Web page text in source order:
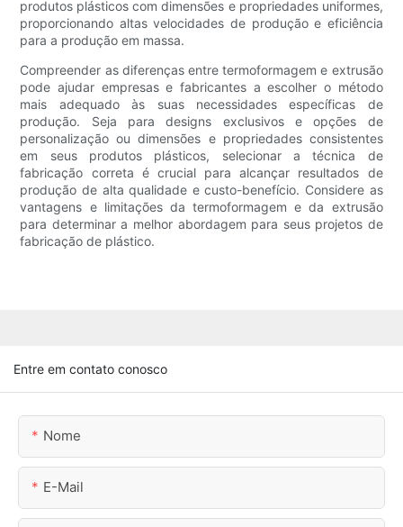
produtos plásticos com dimensões e propriedades uniformes,
proporcionando altas velocidades de produção e eficiência
para a produção em massa.
Compreender as diferenças entre termoformagem e extrusão
pode ajudar empresas e fabricantes a escolher o método
mais adequado às suas necessidades específicas de
produção. Seja para designs exclusivos e opções de
personalização ou dimensões e propriedades consistentes
em seus produtos plásticos, selecionar a técnica de
fabricação correta é crucial para alcançar resultados de
produção de alta qualidade e custo-benefício. Considere as
vantagens e limitações da termoformagem e da extrusão
para determinar a melhor abordagem para seus projetos de
fabricação de plástico.
Entre em contato conosco
Nome
E-Mail